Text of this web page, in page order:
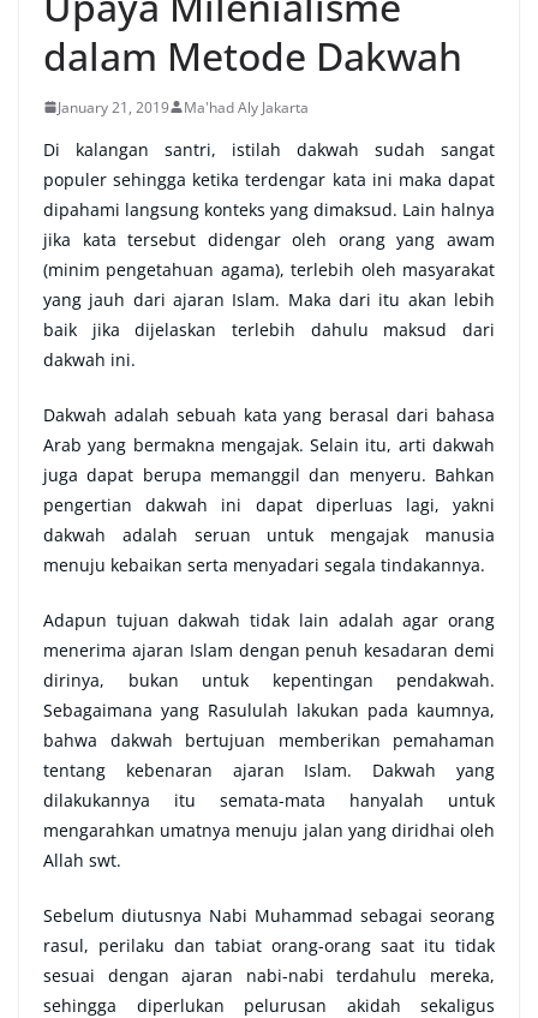
dalam Metode Dakwah
January 21, 2019 Ma'had Aly Jakarta
Di kalangan santri, istilah dakwah sudah sangat
populer sehingga ketika terdengar kata ini maka dapat
dipahami langsung konteks yang dimaksud. Lain halnya
jika kata tersebut didengar oleh orang yang awam
(minim pengetahuan agama), terlebih oleh masyarakat
yang jauh dari ajaran Islam. Maka dari itu akan lebih
baik jika dijelaskan terlebih dahulu maksud dari
dakwah ini.
Dakwah adalah sebuah kata yang berasal dari bahasa
Arab yang bermakna mengajak. Selain itu, arti dakwah
juga dapat berupa memanggil dan menyeru. Bahkan
pengertian dakwah ini dapat diperluas lagi, yakni
dakwah adalah seruan untuk mengajak manusia
menuju kebaikan serta menyadari segala tindakannya.
Adapun tujuan dakwah tidak lain adalah agar orang
menerima ajaran Islam dengan penuh kesadaran demi
dirinya, bukan untuk kepentingan pendakwah.
Sebagaimana yang Rasululah lakukan pada kaumnya,
bahwa dakwah bertujuan memberikan pemahaman
tentang kebenaran ajaran Islam. Dakwah yang
dilakukannya itu semata-mata hanyalah untuk
mengarahkan umatnya menuju jalan yang diridhai oleh
Allah swt.
Sebelum diutusnya Nabi Muhammad sebagai seorang
rasul, perilaku dan tabiat orang-orang saat itu tidak
sesuai dengan ajaran nabi-nabi terdahulu mereka,
sehingga diperlukan pelurusan akidah sekaligus